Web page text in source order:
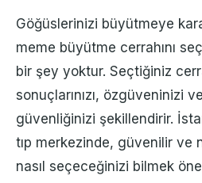
Göğüslerinizi büyütmeye
meme büyütme cerrahını
bir şey yoktur. Seçtiğiniz
sonuçlarınızı, özgüveninizi
güvenliğinizi şekillendirir.
tıp merkezinde, güvenilir ve
nasıl seçeceğinizi bilmek